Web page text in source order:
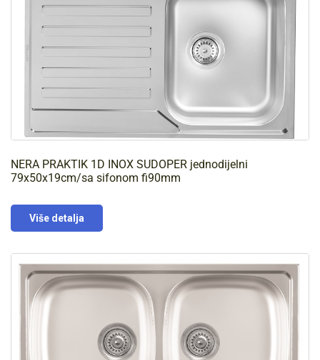
NERA PRAKTIK 1D INOX SUDOPER jednodijelni
79x50x19cm/sa sifonom fi90mm
Više detalja